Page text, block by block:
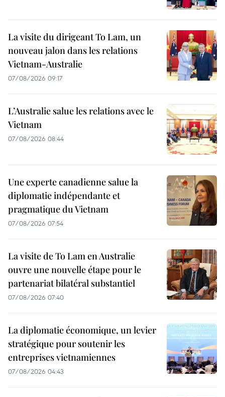
La visite du dirigeant To Lam, un
nouveau jalon dans les relations
Vietnam-Australie
07/08/2026 09:17
L’Australie salue les relations avec le
Vietnam
07/08/2026 08:44
Une experte canadienne salue la
diplomatie indépendante et
pragmatique du Vietnam
07/08/2026 07:54
La visite de To Lam en Australie
ouvre une nouvelle étape pour le
partenariat bilatéral substantiel
07/08/2026 07:40
La diplomatie économique, un levier
stratégique pour soutenir les
entreprises vietnamiennes
07/08/2026 04:43